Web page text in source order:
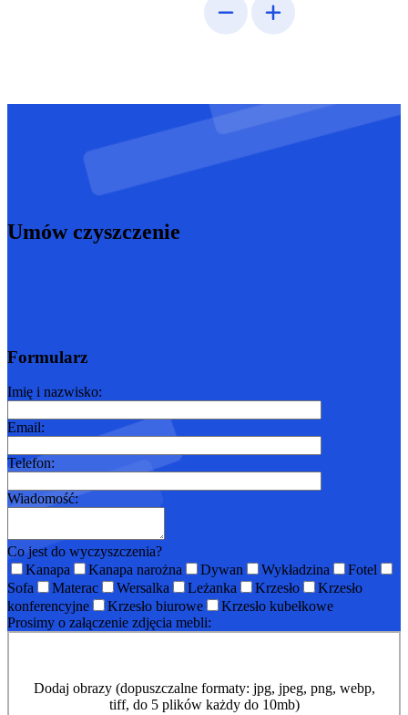
Umów czyszczenie
Formularz
Imię i nazwisko:
Email:
Telefon:
Wiadomość:
Co jest do wyczyszczenia?
Kanapa
Kanapa narożna Dywan Wykładzina
Fotel
Sofa
Materac Wersalka Leżanka Krzesło
Krzesło
konferencyjne
Krzesło biurowe
Krzesło kubełkowe
Prosimy o załączenie zdjęcia mebli:
Dodaj obrazy (dopuszczalne formaty: jpg, jpeg, png, webp,
tiff, do 5 plików każdy do 10mb)